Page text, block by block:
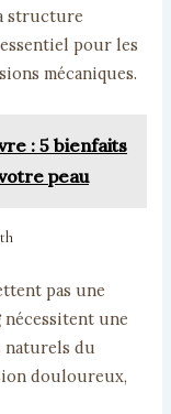
structure
pour les
mécaniques.
: 5 bienfaits
peau
pas une
nécessitent une
naturels du
douloureux,